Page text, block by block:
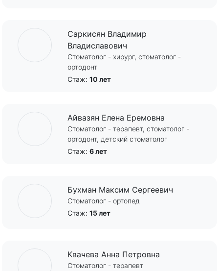
Саркисян Владимир
Владиславович
Стоматолог - хирург, стоматолог -
ортодонт
Стаж: 10 лет
Айвазян Елена Еремовна
Стоматолог - терапевт, стоматолог -
ортодонт, детский стоматолог
Стаж: 6 лет
Бухман Максим Сергеевич
Стоматолог - ортопед
Стаж: 15 лет
Квачева Анна Петровна
Стоматолог - терапевт